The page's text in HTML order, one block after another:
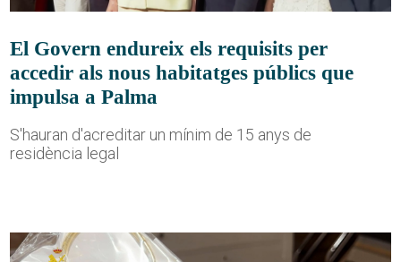
El Govern endureix els requisits per
accedir als nous habitatges públics que
impulsa a Palma
S'hauran d'acreditar un mínim de 15 anys de
residència legal